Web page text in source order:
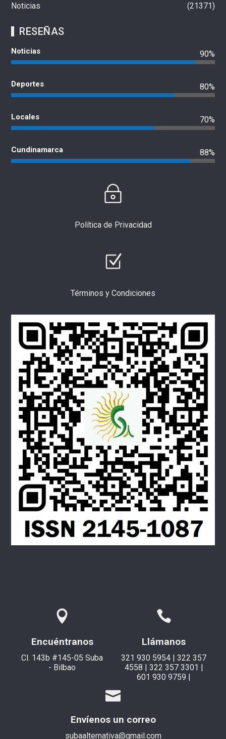
Noticias
21371
RESEÑAS
Noticias 90%
Deportes 80%
Locales 70%
Cundinamarca 88%
Política de Privacidad
Términos y Condiciones
Encuéntranos
Cl. 143b #145-05 Suba
- Bilbao
Llámanos
321 930 5954 | 322 357
4558 | 322 357 3301 |
601 930 9759 |
Envíenos un correo
subaalternativa@gmail.com